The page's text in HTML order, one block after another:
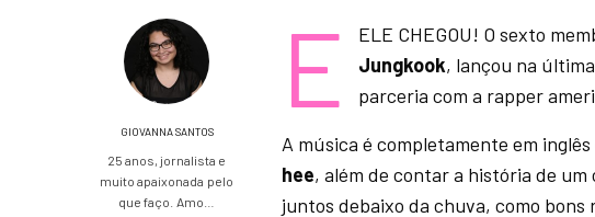
GIOVANNA SANTOS
25 anos, jornalista e
muito apaixonada pelo
que faço. Amo…
E
ELE CHEGOU! O sexto
Jungkook, lançou na
parceria com a rapper
A música é completamente em
hee, além de contar a história de
juntos debaixo da chuva, como bons